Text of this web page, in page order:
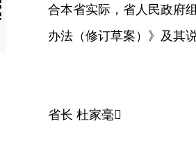
合本省实际，省人民政府
办法（修订草案）》及其
省长 杜家毫